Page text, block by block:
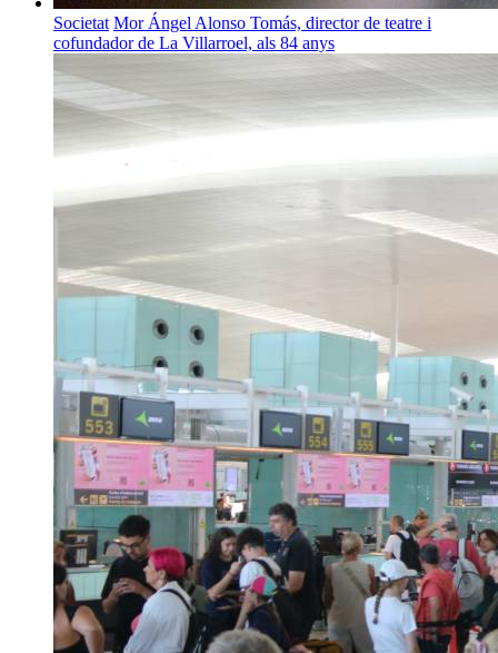
Societat Mor Ángel Alonso Tomás, director de teatre i
cofundador de La Villarroel, als 84 anys